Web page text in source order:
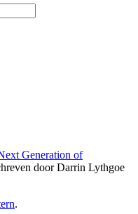
Generation of
door Darrin Lythgoe
.